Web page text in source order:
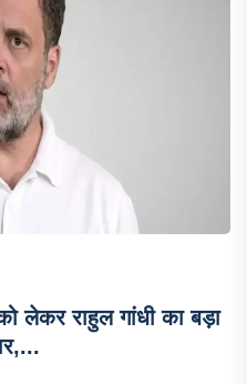
लेकर राहुल गांधी का बड़ा